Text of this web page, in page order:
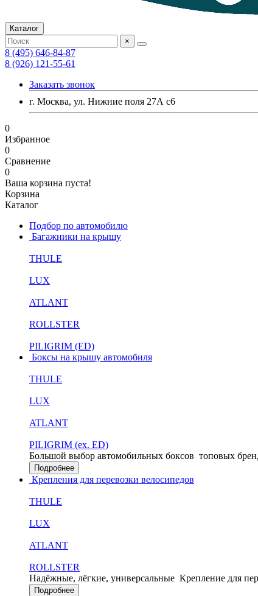
Каталог
×
8 (495) 646-84-87
8 (926) 121-55-61
Заказать звонок
г. Москва, ул. Нижние поля 27А с6
0
Избранное
0
Сравнение
0
Ваша корзина пуста!
Корзина
Каталог
Подбор по автомобилю
Багажники на крышу
THULE
LUX
ATLANT
ROLLSTER
PILIGRIM (ED)
Боксы на крышу автомобиля
THULE
LUX
ATLANT
PILIGRIM (ex. ED)
Большой выбор автомобильных боксов топовых
Подробнее
Крепления для перевозки велосипедов
THULE
LUX
ATLANT
ROLLSTER
Надёжные, лёгкие, универсальные Крепление для
Подробнее